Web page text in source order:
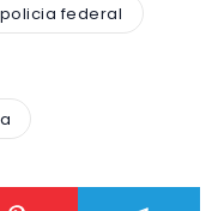
policia federal